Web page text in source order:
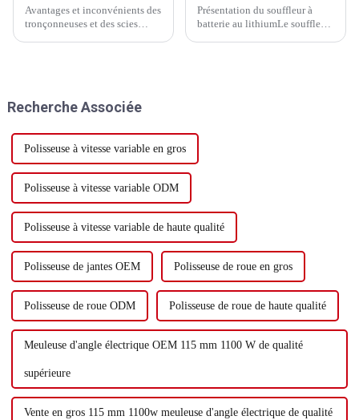
Avantages et inconvénients des
tronçonneuses et des scies
rapidement de gros morceaux
Présentation du souffleur à
batterie au lithiumLe souffleur
Recherche Associée
Polisseuse à vitesse variable en gros
Polisseuse à vitesse variable ODM
Polisseuse à vitesse variable de haute qualité
Polisseuse de jantes OEM Polisseuse de roue en gros
Polisseuse de roue ODM Polisseuse de roue de haute qualité
Meuleuse d'angle électrique OEM 115 mm 1100 W de qualité
supérieure
Vente en gros 115 mm 1100w meuleuse d'angle électrique de qualité